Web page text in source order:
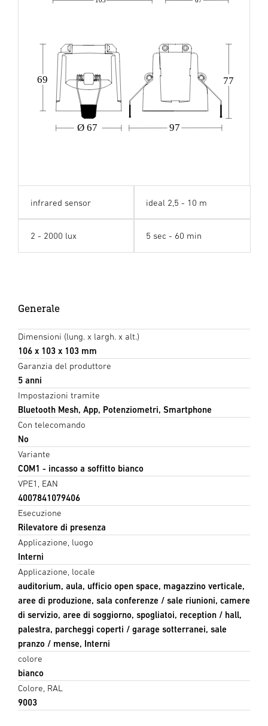
Ø 67 97
69 77
infrared sensor ideal 2,5 - 10 m
2 - 2000 lux 5 sec - 60 min
Generale
Dimensioni (lung. x largh. x alt.)
106 x 103 x 103 mm
Garanzia del produttore
5 anni
Impostazioni tramite
Bluetooth Mesh, App, Potenziometri, Smartphone
Con telecomando
No
Variante
COM1 - incasso a soffitto bianco
VPE1, EAN
4007841079406
Esecuzione
Rilevatore di presenza
Applicazione, luogo
Interni
Applicazione, locale
auditorium, aula, ufficio open space, magazzino verticale,
aree di produzione, sala conferenze / sale riunioni, camere
di servizio, aree di soggiorno, spogliatoi, reception / hall,
palestra, parcheggi coperti / garage sotterranei, sale
pranzo / mense, Interni
colore
bianco
Colore, RAL
9003